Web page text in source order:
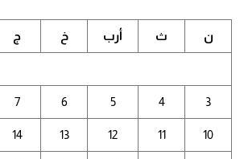
ن ث أرب خ ج
3
4
5
6
7
10
11
12
13
14